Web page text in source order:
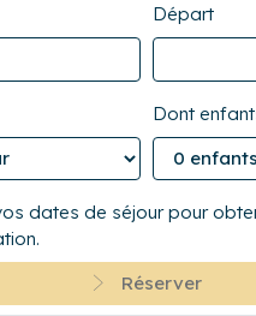
Départ
Dont
dates de séjour pour
Réserver